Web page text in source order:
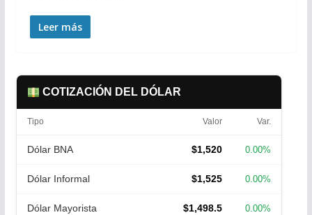
Leer más
COTIZACIÓN DEL DÓLAR
Tipo Valor Var.
Dólar BNA $1,520 0.00%
Dólar Informal $1,525 0.00%
Dólar Mayorista $1,498.5 0.00%